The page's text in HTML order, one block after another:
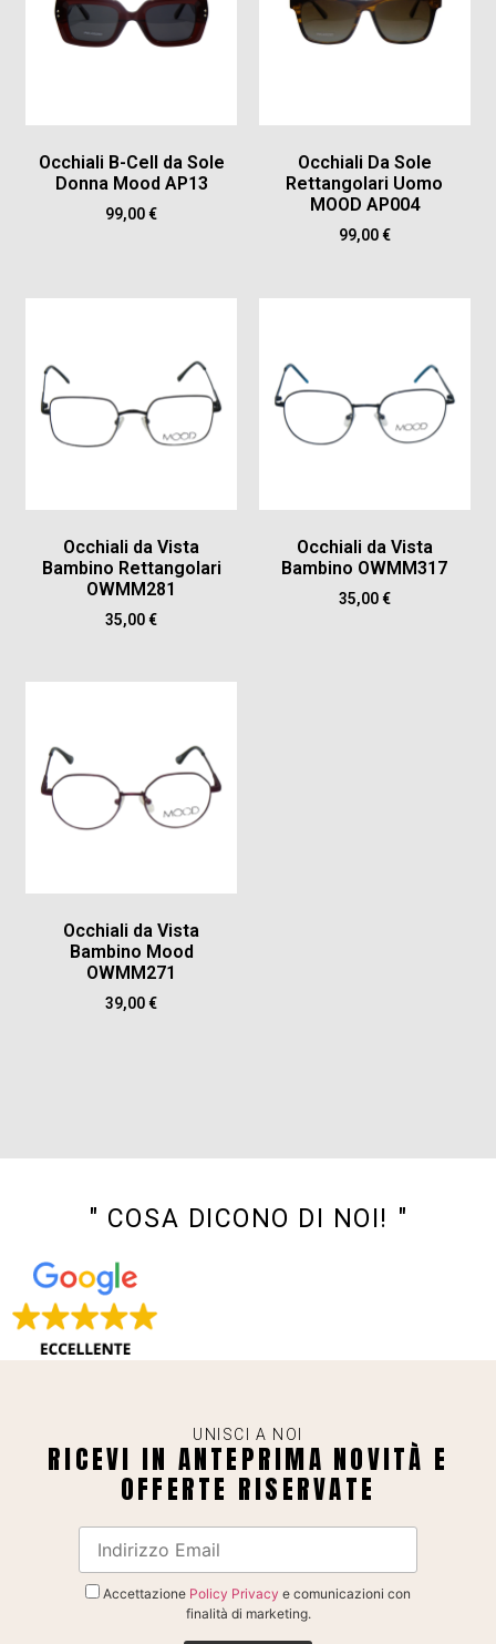
Occhiali B-Cell da Sole
Donna Mood AP13
99,00€
Occhiali Da Sole
Rettangolari Uomo
MOOD AP004
99,00€
Occhiali da Vista
Bambino Rettangolari
OWMM281
35,00€
Occhiali da Vista
Bambino OWMM317
35,00€
Occhiali da Vista
Bambino Mood
OWMM271
39,00€
" COSA DICONO DI NOI! "
UNISCI A NOI
RICEVI IN ANTEPRIMA NOVITÀ E
OFFERTE RISERVATE
Accettazione Policy Privacy e comunicazioni con
finalità di marketing.